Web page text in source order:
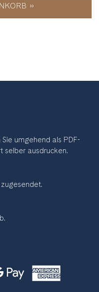
»
umgehend als PDF-
selber ausdrucken.